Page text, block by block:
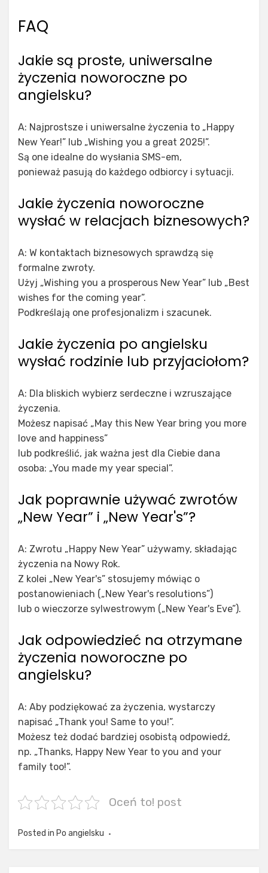
FAQ
Jakie są proste, uniwersalne
życzenia noworoczne po
angielsku?
A: Najprostsze i uniwersalne życzenia to „Happy
New Year!” lub „Wishing you a great 2025!”.
Są one idealne do wysłania SMS-em,
ponieważ pasują do każdego odbiorcy i sytuacji.
Jakie życzenia noworoczne
wysłać w relacjach biznesowych?
A: W kontaktach biznesowych sprawdzą się
formalne zwroty.
Użyj „Wishing you a prosperous New Year” lub „Best
wishes for the coming year”.
Podkreślają one profesjonalizm i szacunek.
Jakie życzenia po angielsku
wysłać rodzinie lub przyjaciołom?
A: Dla bliskich wybierz serdeczne i wzruszające
życzenia.
Możesz napisać „May this New Year bring you more
love and happiness”
lub podkreślić, jak ważna jest dla Ciebie dana
osoba: „You made my year special”.
Jak poprawnie używać zwrotów
„New Year” i „New Year's”?
A: Zwrotu „Happy New Year” używamy, składając
życzenia na Nowy Rok.
Z kolei „New Year's” stosujemy mówiąc o
postanowieniach („New Year's resolutions”)
lub o wieczorze sylwestrowym („New Year's Eve”).
Jak odpowiedzieć na otrzymane
życzenia noworoczne po
angielsku?
A: Aby podziękować za życzenia, wystarczy
napisać „Thank you! Same to you!”.
Możesz też dodać bardziej osobistą odpowiedź,
np. „Thanks, Happy New Year to you and your
family too!”.
Oceń to! post
Posted in Po angielsku